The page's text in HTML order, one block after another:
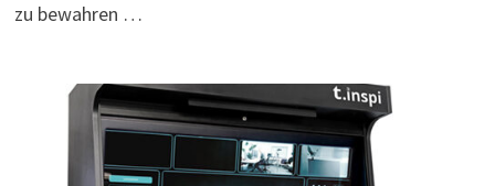
zu bewahren …